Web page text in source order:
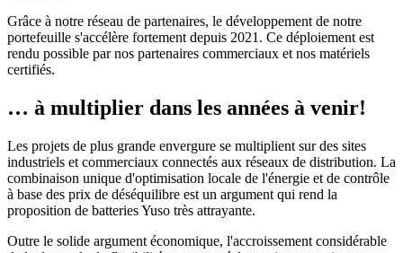
Grâce à notre réseau de partenaires, le développement de notre
portefeuille s'accélère fortement depuis 2021. Ce déploiement est
rendu possible par nos partenaires commerciaux et nos matériels
certifiés.
… à multiplier dans les années à venir!
Les projets de plus grande envergure se multiplient sur des sites
industriels et commerciaux connectés aux réseaux de distribution. La
combinaison unique d'optimisation locale de l'énergie et de contrôle
à base des prix de déséquilibre est un argument qui rend la
proposition de batteries Yuso très attrayante.
Outre le solide argument économique, l'accroissement considérable